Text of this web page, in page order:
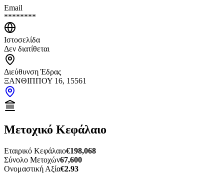
Email
********
Ιστοσελίδα
Δεν διατίθεται
Διεύθυνση Έδρας
ΞΑΝΘΙΠΠΟΥ 16, 15561
Μετοχικό Κεφάλαιο
Εταιρικό Κεφάλαιο€198,068
Σύνολο Μετοχών67,600
Ονομαστική Αξία€2.93